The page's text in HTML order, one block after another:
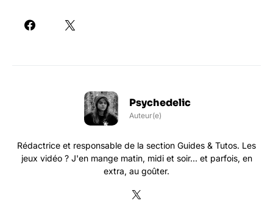
Psychedelic
Auteur(e)
Rédactrice et responsable de la section Guides & Tutos. Les
jeux vidéo ? J'en mange matin, midi et soir... et parfois, en
extra, au goûter.